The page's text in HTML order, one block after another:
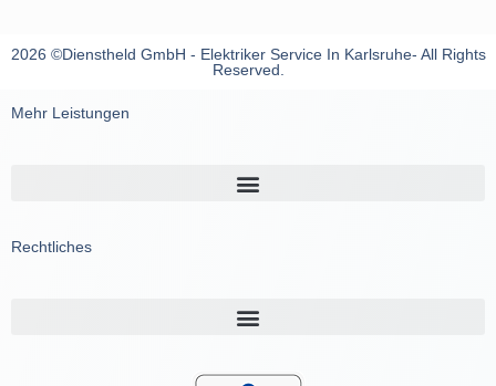
2026 ©Dienstheld GmbH - Elektriker Service In Karlsruhe- All Rights
Reserved.
Mehr Leistungen
Rechtliches